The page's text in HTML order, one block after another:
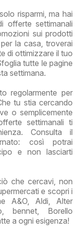
risparmi, ma hai
offerte settimanali
sui prodotti
la casa, troverai
di ottimizzare il tuo
tutte le pagine
settimana.
regolarmente per
tu stia cercando
o semplicemente
settimanali ti
Consulta il
così potrai
e non lasciarti
che cercavi, non
e scopri i
A&O, Aldi, Alter
bennet, Borello
a ogni esigenza!